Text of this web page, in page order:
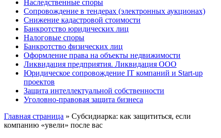
Наследственные споры
Сопровождение в тендерах (электронных аукционах)
Снижение кадастровой стоимости
Банкротство юридических лиц
Налоговые споры
Банкротство физических лиц
Оформление права на объекты недвижимости
Ликвидация предприятия. Ликвидация ООО
Юридическое сопровождение IT компаний и Start-up
проектов
Защита интеллектуальной собственности
Уголовно-правовая защита бизнеса
Главная страница » Субсидиарка: как защититься, если
компанию «увели» после вас